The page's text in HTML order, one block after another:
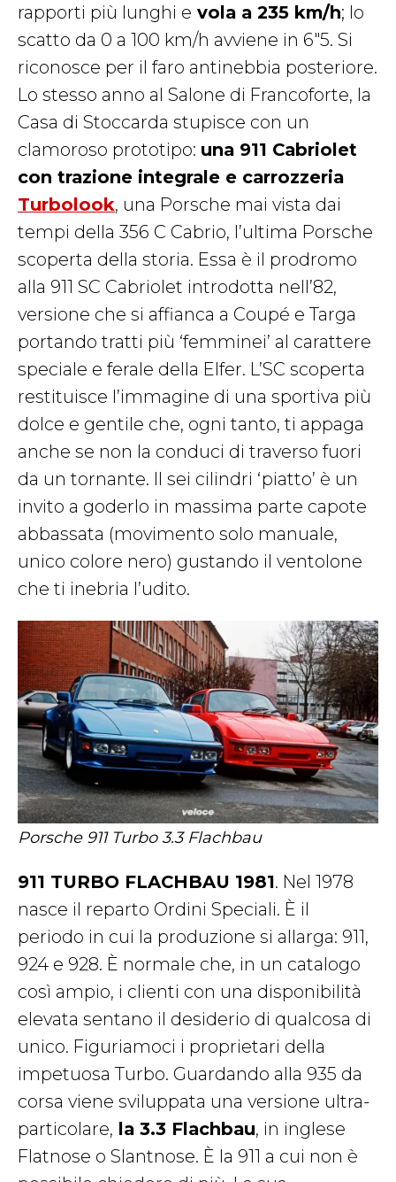
rapporti più lunghi e vola a 235 km/h; lo
scatto da 0 a 100 km/h avviene in 6″5. Si
riconosce per il faro antinebbia posteriore.
Lo stesso anno al Salone di Francoforte, la
Casa di Stoccarda stupisce con un
clamoroso prototipo: una 911 Cabriolet
con trazione integrale e carrozzeria
Turbolook, una Porsche mai vista dai
tempi della 356 C Cabrio, l’ultima Porsche
scoperta della storia. Essa è il prodromo
alla 911 SC Cabriolet introdotta nell’82,
versione che si affianca a Coupé e Targa
portando tratti più ‘femminei’ al carattere
speciale e ferale della Elfer. L’SC scoperta
restituisce l’immagine di una sportiva più
dolce e gentile che, ogni tanto, ti appaga
anche se non la conduci di traverso fuori
da un tornante. Il sei cilindri ‘piatto’ è un
invito a goderlo in massima parte capote
abbassata (movimento solo manuale,
unico colore nero) gustando il ventolone
che ti inebria l’udito.
Porsche 911 Turbo 3.3 Flachbau
911 TURBO FLACHBAU 1981. Nel 1978
nasce il reparto Ordini Speciali. È il
periodo in cui la produzione si allarga: 911,
924 e 928. È normale che, in un catalogo
così ampio, i clienti con una disponibilità
elevata sentano il desiderio di qualcosa di
unico. Figuriamoci i proprietari della
impetuosa Turbo. Guardando alla 935 da
corsa viene sviluppata una versione ultra-
particolare, la 3.3 Flachbau, in inglese
Flatnose o Slantnose. È la 911 a cui non è